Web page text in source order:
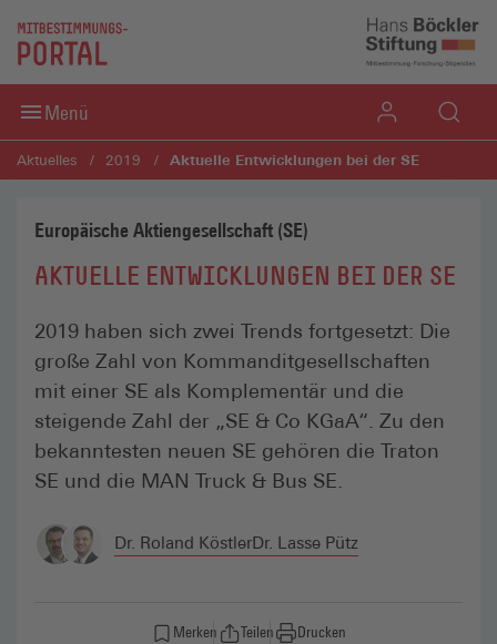
Direkt zum Inhaltsbereich
Direkt zum Fußbereich
Menü
Aktuelles 2019 Aktuelle Entwicklungen bei der SE
Europäische Aktiengesellschaft (SE)
AKTUELLE ENTWICKLUNGEN BEI DER SE
2019 haben sich zwei Trends fortgesetzt: Die
große Zahl von Kommanditgesellschaften
mit einer SE als Komplementär und die
steigende Zahl der „SE & Co KGaA“. Zu den
bekanntesten neuen SE gehören die Traton
SE und die MAN Truck & Bus SE.
Dr. Roland KöstlerDr. Lasse Pütz
Merken Teilen
Drucken